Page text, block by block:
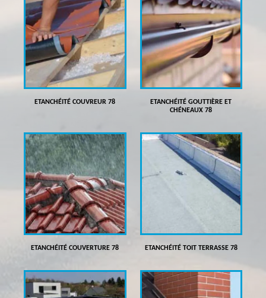
ETANCHÉITÉ COUVREUR 78
ETANCHÉITÉ GOUTTIÈRE ET
CHÉNEAUX 78
ETANCHÉITÉ COUVERTURE 78 ETANCHÉITÉ TOIT TERRASSE 78